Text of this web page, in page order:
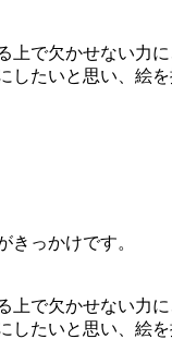
で欠かせない力
たいと思い、絵を
きっかけです。
で欠かせない力
たいと思い、絵を